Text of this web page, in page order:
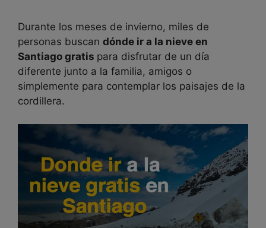
Durante los meses de invierno, miles de
personas buscan dónde ir a la nieve en
Santiago gratis para disfrutar de un día
diferente junto a la familia, amigos o
simplemente para contemplar los paisajes de la
cordillera.